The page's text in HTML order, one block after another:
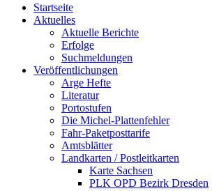
Startseite
Aktuelles
Aktuelle Berichte
Erfolge
Suchmeldungen
Veröffentlichungen
Arge Hefte
Literatur
Portostufen
Die Michel-Plattenfehler
Fahr-Paketposttarife
Amtsblätter
Landkarten / Postleitkarten
Karte Sachsen
PLK OPD Bezirk Dresden